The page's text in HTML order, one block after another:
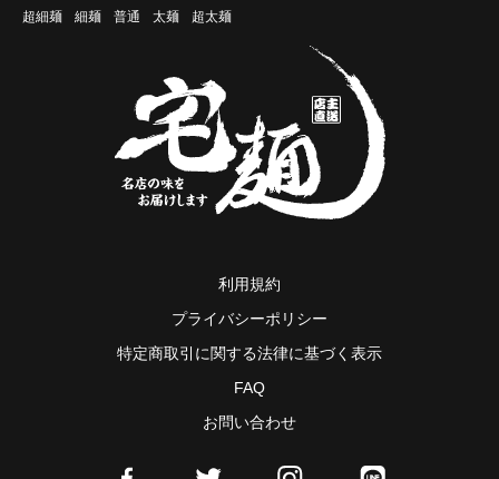
超細麺
細麺 普通 太麺 超太麺
利用規約
プライバシーポリシー
特定商取引に関する法律に基づく表示
FAQ
お問い合わせ